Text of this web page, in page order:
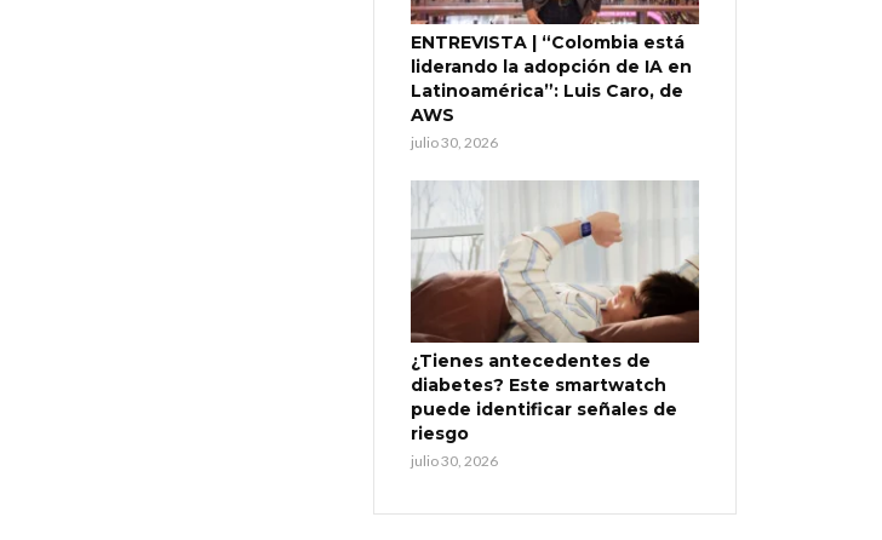
ENTREVISTA | “Colombia está
liderando la adopción de IA en
Latinoamérica”: Luis Caro, de
AWS
julio 30, 2026
¿Tienes antecedentes de
diabetes? Este smartwatch
puede identificar señales de
riesgo
julio 30, 2026